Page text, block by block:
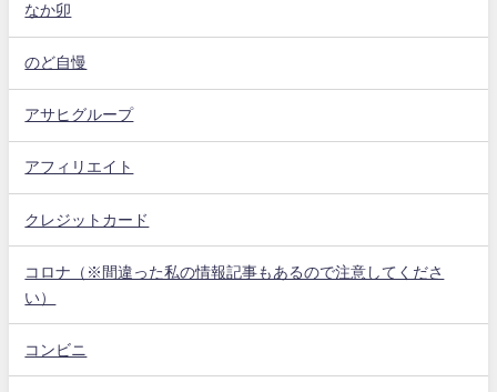
なか卯
のど自慢
アサヒグループ
アフィリエイト
クレジットカード
コロナ（※間違った私の情報記事もあるので注意してくださ
い）
コンビニ